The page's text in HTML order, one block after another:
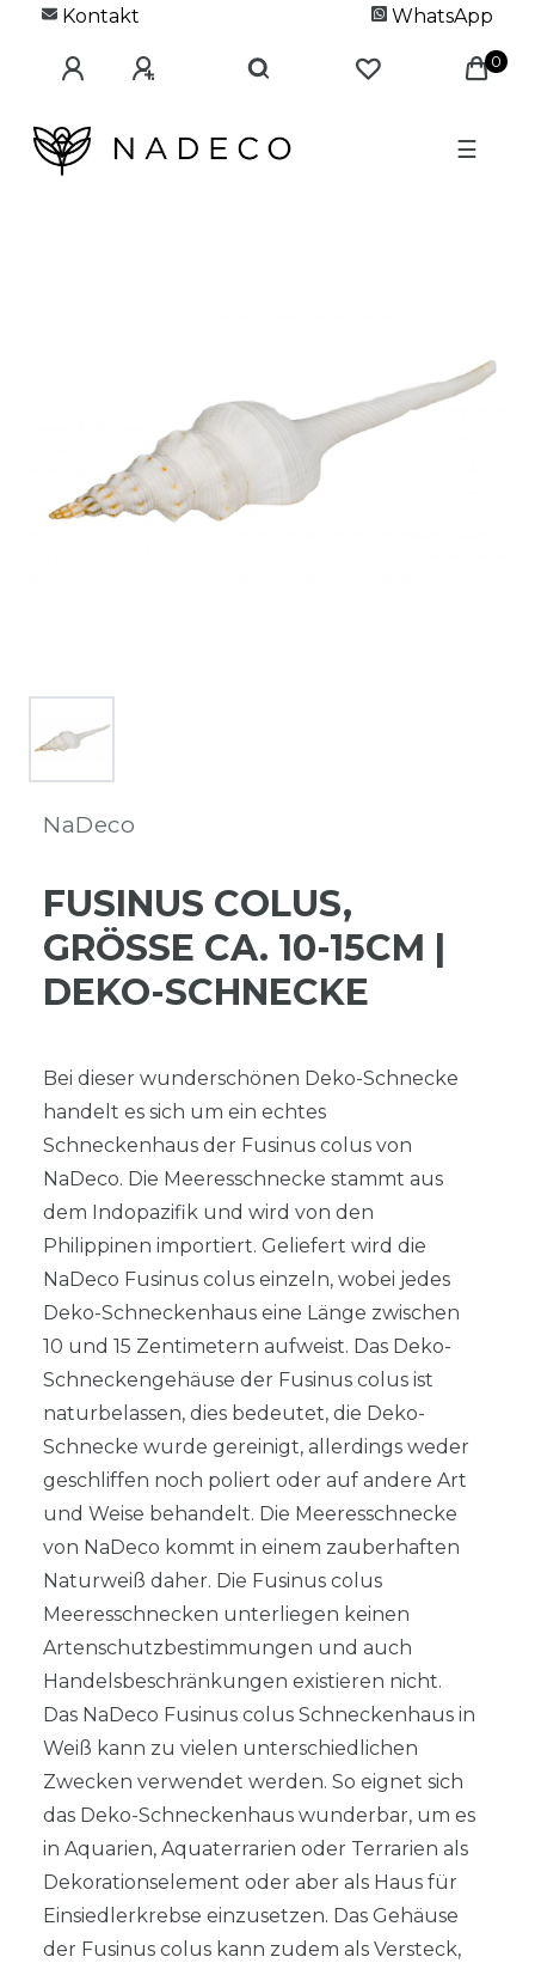
Kontakt WhatsApp
0
☰
NaDeco
FUSINUS COLUS,
GRÖSSE CA. 10-15CM | D
EKO-SCHNECKE
Bei dieser wunderschönen Deko-Schnecke
handelt es sich um ein echtes
Schneckenhaus der Fusinus colus von
NaDeco. Die Meeresschnecke stammt aus
dem Indopazifik und wird von den
Philippinen importiert. Geliefert wird die
NaDeco Fusinus colus einzeln, wobei jedes
Deko-Schneckenhaus eine Länge zwischen
10 und 15 Zentimetern aufweist. Das Deko-
Schneckengehäuse der Fusinus colus ist
naturbelassen, dies bedeutet, die Deko-
Schnecke wurde gereinigt, allerdings weder
geschliffen noch poliert oder auf andere Art
und Weise behandelt. Die Meeresschnecke
von NaDeco kommt in einem zauberhaften
Naturweiß daher. Die Fusinus colus
Meeresschnecken unterliegen keinen
Artenschutzbestimmungen und auch
Handelsbeschränkungen existieren nicht.
Das NaDeco Fusinus colus Schneckenhaus in
Weiß kann zu vielen unterschiedlichen
Zwecken verwendet werden. So eignet sich
das Deko-Schneckenhaus wunderbar, um es
in Aquarien, Aquaterrarien oder Terrarien als
Dekorationselement oder aber als Haus für
Einsiedlerkrebse einzusetzen. Das Gehäuse
der Fusinus colus kann zudem als Versteck,